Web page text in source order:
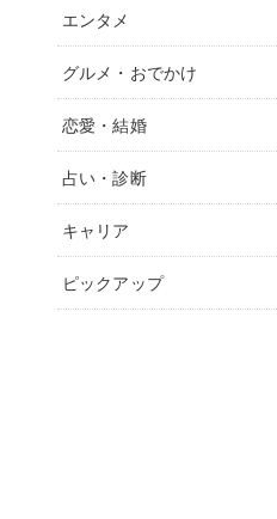
エンタメ
グルメ・おでかけ
恋愛・結婚
占い・診断
キャリア
ピックアップ